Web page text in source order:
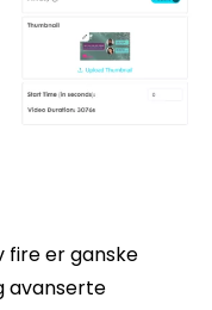
fire er ganske
avanserte